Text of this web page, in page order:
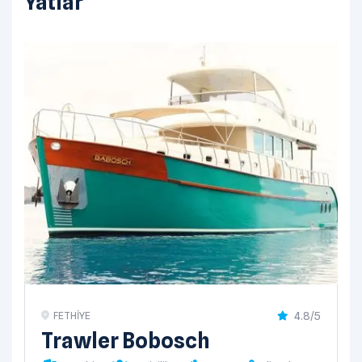
FETHIYE 4.8/5
Trawler Bobosch